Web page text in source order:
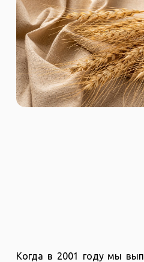
Когда в 2001 году мы